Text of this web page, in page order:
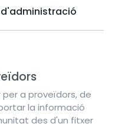
a proveïdors, de
la informació
des d'un fitxer